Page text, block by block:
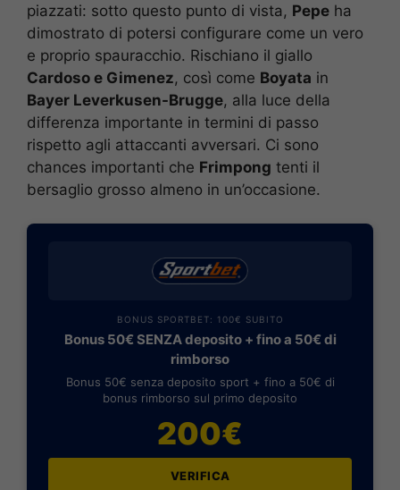
piazzati: sotto questo punto di vista, Pepe ha
dimostrato di potersi configurare come un vero
e proprio spauracchio. Rischiano il giallo
Cardoso e Gimenez, così come Boyata in
Bayer Leverkusen-Brugge, alla luce della
differenza importante in termini di passo
rispetto agli attaccanti avversari. Ci sono
chances importanti che Frimpong tenti il
bersaglio grosso almeno in un’occasione.
BONUS SPORTBET: 100€ SUBITO
Bonus 50€ SENZA deposito + fino a 50€ di
rimborso
Bonus 50€ senza deposito sport + fino a 50€ di
bonus rimborso sul primo deposito
200€
VERIFICA